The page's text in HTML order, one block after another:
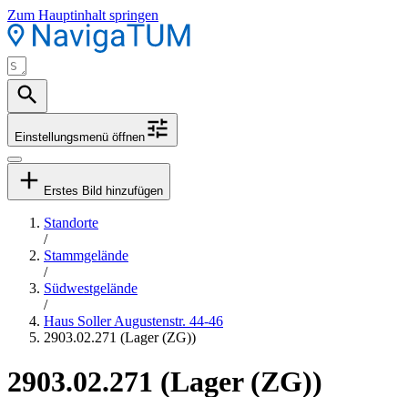
Zum Hauptinhalt springen
Einstellungsmenü öffnen
Erstes Bild hinzufügen
Standorte
/
Stammgelände
/
Südwestgelände
/
Haus Soller Augustenstr. 44-46
2903.02.271 (Lager (ZG))
2903.02.271 (Lager (ZG))